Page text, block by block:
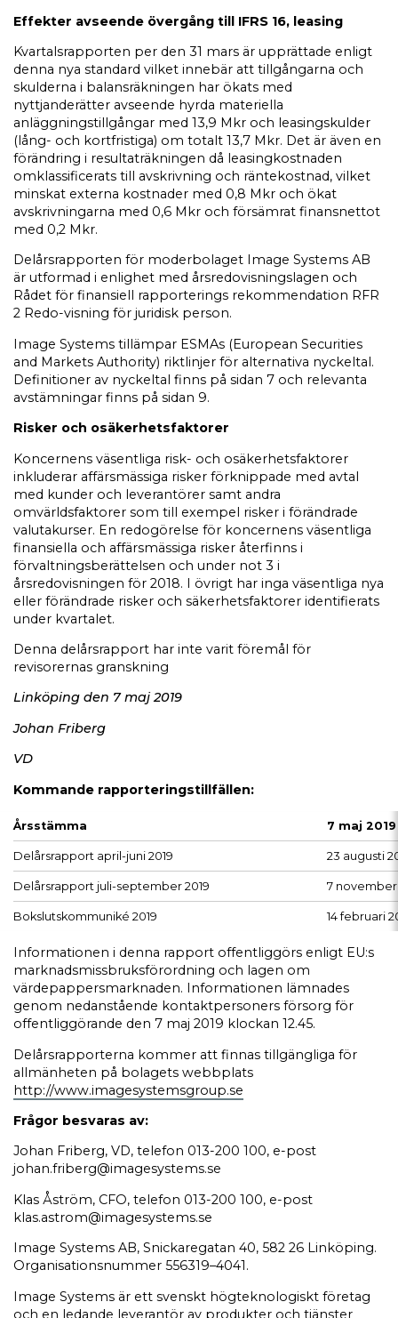
Effekter avseende övergång till IFRS 16, leasing
Kvartalsrapporten per den 31 mars är upprättade enligt
denna nya standard vilket innebär att tillgångarna och
skulderna i balansräkningen har ökats med
nyttjanderätter avseende hyrda materiella
anläggningstillgångar med 13,9 Mkr och leasingskulder
(lång- och kortfristiga) om totalt 13,7 Mkr. Det är även en
förändring i resultaträkningen då leasingkostnaden
omklassificerats till avskrivning och räntekostnad, vilket
minskat externa kostnader med 0,8 Mkr och ökat
avskrivningarna med 0,6 Mkr och försämrat finansnettot
med 0,2 Mkr.
Delårsrapporten för moderbolaget Image Systems AB
är utformad i enlighet med årsredovisningslagen och
Rådet för finansiell rapporterings rekommendation RFR
2 Redo-visning för juridisk person.
Image Systems tillämpar ESMAs (European Securities
and Markets Authority) riktlinjer för alternativa nyckeltal.
Definitioner av nyckeltal finns på sidan 7 och relevanta
avstämningar finns på sidan 9.
Risker och osäkerhetsfaktorer
Koncernens väsentliga risk- och osäkerhetsfaktorer
inkluderar affärsmässiga risker förknippade med avtal
med kunder och leverantörer samt andra
omvärldsfaktorer som till exempel risker i förändrade
valutakurser. En redogörelse för koncernens väsentliga
finansiella och affärsmässiga risker återfinns i
förvaltningsberättelsen och under not 3 i
årsredovisningen för 2018. I övrigt har inga väsentliga nya
eller förändrade risker och säkerhetsfaktorer identifierats
under kvartalet.
Denna delårsrapport har inte varit föremål för
revisorernas granskning
Linköping den 7 maj 2019
Johan Friberg
VD
Kommande rapporteringstillfällen:
Årsstämma 7 maj 2019
Delårsrapport april-juni 2019 23 augusti
Delårsrapport juli-september 2019 7 november
Bokslutskommuniké 2019 14 februari
Informationen i denna rapport offentliggörs enligt EU:s
marknadsmissbruksförordning och lagen om
värdepappersmarknaden. Informationen lämnades
genom nedanstående kontaktpersoners försorg för
offentliggörande den 7 maj 2019 klockan 12.45.
Delårsrapporterna kommer att finnas tillgängliga för
allmänheten på bolagets webbplats
http://www.imagesystemsgroup.se
Frågor besvaras av:
Johan Friberg, VD, telefon 013-200 100, e-post
johan.friberg@imagesystems.se
Klas Åström, CFO, telefon 013-200 100, e-post
klas.astrom@imagesystems.se
Image Systems AB, Snickaregatan 40, 582 26 Linköping.
Organisationsnummer 556319–4041.
Image Systems är ett svenskt högteknologiskt företag
och en ledande leverantör av produkter och tjänster